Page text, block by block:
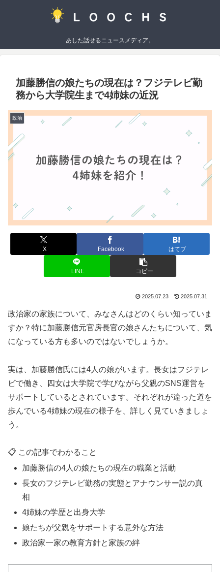
あした話せるニュースメディア。
加藤勝信の娘たちの現在は？フジテレビ勤
務から大学院生まで4姉妹の近況
政治
X Facebook はてブ
LINE コピー
2025.07.23 2025.07.31
政治家の家族について、みなさんはどのくらい知っていま
すか？特に加藤勝信元官房長官の娘さんたちについて、気
になっている方も多いのではないでしょうか。
実は、加藤勝信氏には4人の娘がいます。長女はフジテレ
ビで働き、四女は大学院で学びながら父親のSNS運営を
サポートしているとされています。それぞれが違った道を
歩んでいる4姉妹の現在の様子を、詳しく見ていきましょ
う。
📋 この記事でわかること
加藤勝信の4人の娘たちの現在の職業と活動
長女のフジテレビ勤務の実態とアナウンサー説の真
相
4姉妹の学歴と出身大学
娘たちが父親をサポートする意外な方法
政治家一家の教育方針と家族の絆